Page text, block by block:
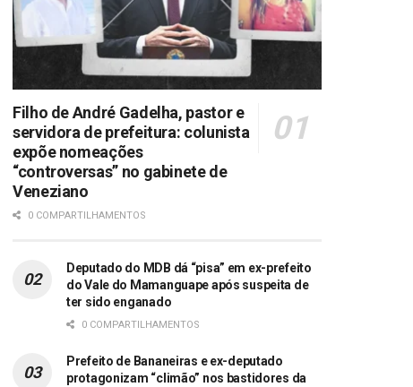
Filho de André Gadelha, pastor e
servidora de prefeitura: colunista
expõe nomeações
“controversas” no gabinete de
Veneziano
0 COMPARTILHAMENTOS
Deputado do MDB dá “pisa” em ex-prefeito
do Vale do Mamanguape após suspeita de
ter sido enganado
0 COMPARTILHAMENTOS
Prefeito de Bananeiras e ex-deputado
protagonizam “climão” nos bastidores da